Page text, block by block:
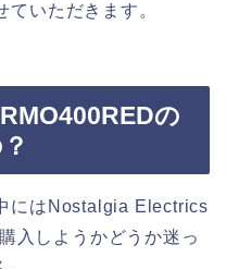
いただきます。
の
にはNostalgia Electrics
入しようかどうか迷っ